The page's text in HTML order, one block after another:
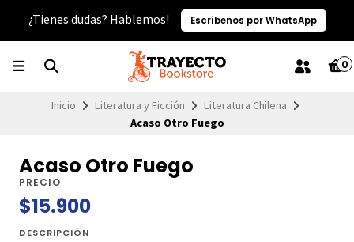
¿Tienes dudas? Hablemos! Escríbenos por WhatsApp
0
Inicio Literatura y Ficción
Literatura Chilena
Acaso Otro Fuego
Acaso Otro Fuego
PRECIO
$15.900
DESCRIPCIÓN